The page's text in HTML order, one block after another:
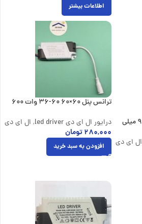
اطلاعات بیشتر
درایور ال ای دی (30 وات 900 میلی
ال ای دی درایور جعبه دار
ترانس پنل 60×60 60-36 وات 600
درایور ال ای دی led driver
, ال ای دی
۲۸۰,۰۰۰تومان
افزودن به سبد خرید